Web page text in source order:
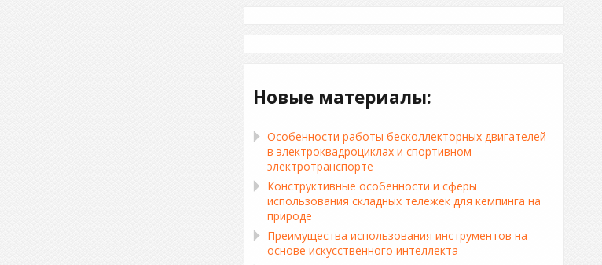
Новые материалы:
Особенности работы бесколлекторных двигателей
в электроквадроциклах и спортивном
электротранспорте
Конструктивные особенности и сферы
использования складных тележек для кемпинга на
природе
Преимущества использования инструментов на
основе искусственного интеллекта